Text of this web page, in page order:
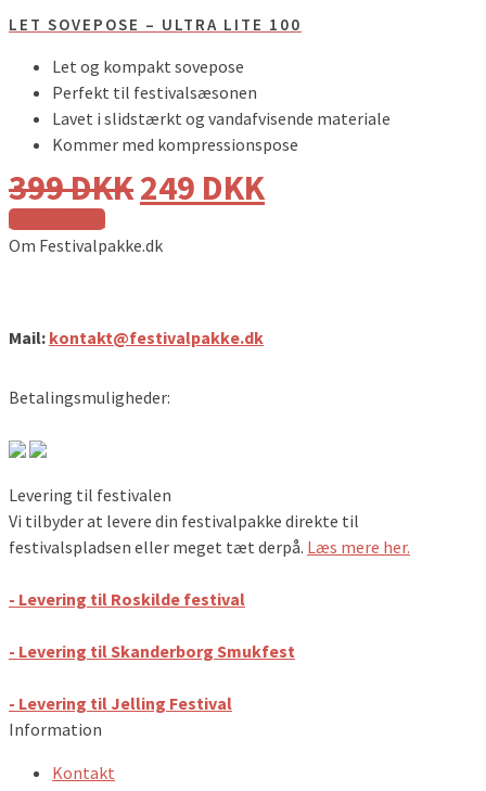
LET SOVEPOSE – ULTRA LITE 100
Let og kompakt sovepose
Perfekt til festivalsæsonen
Lavet i slidstærkt og vandafvisende materiale
Kommer med kompressionspose
399DKK249 DKK
Tilføj til kurv
Om Festivalpakke.dk
Mail: kontakt@festivalpakke.dk
Betalingsmuligheder:
Levering til festivalen
Vi tilbyder at levere din festivalpakke direkte til
festivalspladsen eller meget tæt derpå. Læs mere her.
- Levering til Roskilde festival
- Levering til Skanderborg Smukfest
- Levering til Jelling Festival
Information
Kontakt